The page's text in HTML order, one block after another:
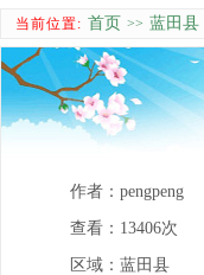
当前位置: 首页 >> 蓝田县
作者： pengpeng
查看： 13406次
区域： 蓝田县